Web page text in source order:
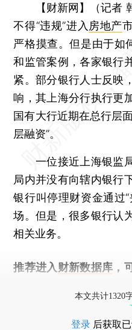
【财新网】（记者
不得“违规”进入 房地产
严格摸查。但是由于如
和监管案例，各家银行
紧。部分银行人士反映
响，其上海分行执行更
国有大行近期在总行层
层融资”。
一位接近上海银监局
局内并没有向辖内银行
银行叫停理财资金通过
场。但是，很多银行认
相关业务。
推荐进入 财新数据库 ，
本文共计1320
登录 后获取